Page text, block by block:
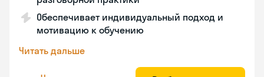
Обеспечивает индивидуальный подход и
мотивацию к обучению
Читать дальше